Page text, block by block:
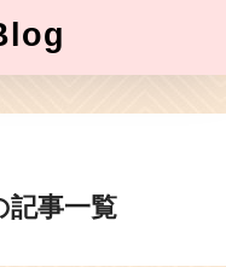
記事一覧